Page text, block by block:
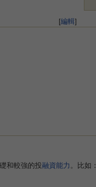
[編輯]
和較強的投融資能力。比如：